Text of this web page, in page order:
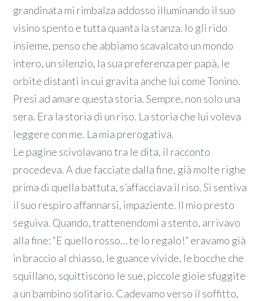
grandinata mi rimbalza addosso illuminando il suo
visino spento e tutta quanta la stanza. Io gli rido
insieme, penso che abbiamo scavalcato un mondo
intero, un silenzio, la sua preferenza per papà, le
orbite distanti in cui gravita anche lui come Tonino.
Presi ad amare questa storia. Sempre, non solo una
sera. Era la storia di un riso. La storia che lui voleva
leggere con me. La mia prerogativa.
Le pagine scivolavano tra le dita, il racconto
procedeva. A due facciate dalla fine, già molte righe
prima di quella battuta, s’affacciava il riso. Si sentiva
il suo respiro affannarsi, impaziente. Il mio presto
seguiva. Quando, trattenendomi a stento, arrivavo
alla fine: “E quello rosso… te lo regalo!” eravamo già
in braccio al chiasso, le guance vivide, le bocche che
squillano, squittiscono le sue, piccole gioie sfuggite
a un bambino solitario. Cadevamo verso il soffitto,